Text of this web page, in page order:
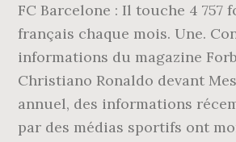
FC Barcelone : Il touche 4 757
français chaque mois. Une.
informations du magazine
Christiano Ronaldo devant
annuel, des informations
par des médias sportifs ont